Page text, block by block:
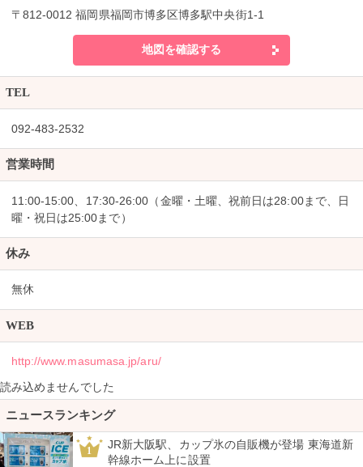
〒812-0012 福岡県福岡市博多区博多駅中央街1-1
地図を確認する
TEL
092-483-2532
営業時間
11:00-15:00、17:30-26:00（金曜・土曜、祝前日は28:00まで、日
曜・祝日は25:00まで）
休み
無休
WEB
http://www.masumasa.jp/aru/
読み込めませんでした
ニュースランキング
1
JR新大阪駅、カップ氷の自販機が登場 東海道新
幹線ホーム上に設置